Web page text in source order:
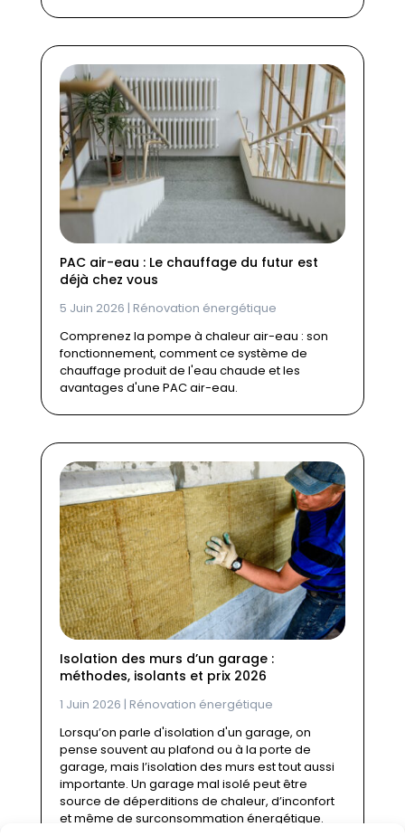
PAC air-eau : Le chauffage du futur est
déjà chez vous
5 Juin 2026 | Rénovation énergétique
Comprenez la pompe à chaleur air-eau : son
fonctionnement, comment ce système de
chauffage produit de l'eau chaude et les
avantages d'une PAC air-eau.
Isolation des murs d’un garage :
méthodes, isolants et prix 2026
1 Juin 2026 | Rénovation énergétique
Lorsqu’on parle d'isolation d'un garage, on
pense souvent au plafond ou à la porte de
garage, mais l’isolation des murs est tout aussi
importante. Un garage mal isolé peut être
source de déperditions de chaleur, d’inconfort
et même de surconsommation énergétique.